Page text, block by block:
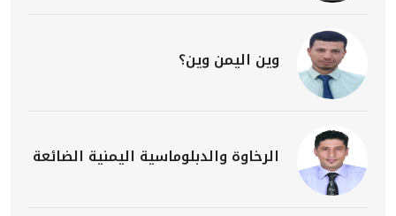
وين اليمن وين؟
الرخاوة والدبلوماسية اليمنية الضائعة